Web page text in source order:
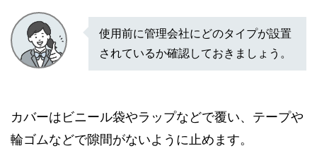
使用前に管理会社にどのタイプが設置
されているか確認しておきましょう。
カバーはビニール袋やラップなどで覆い、テープや
輪ゴムなどで隙間がないように止めます。